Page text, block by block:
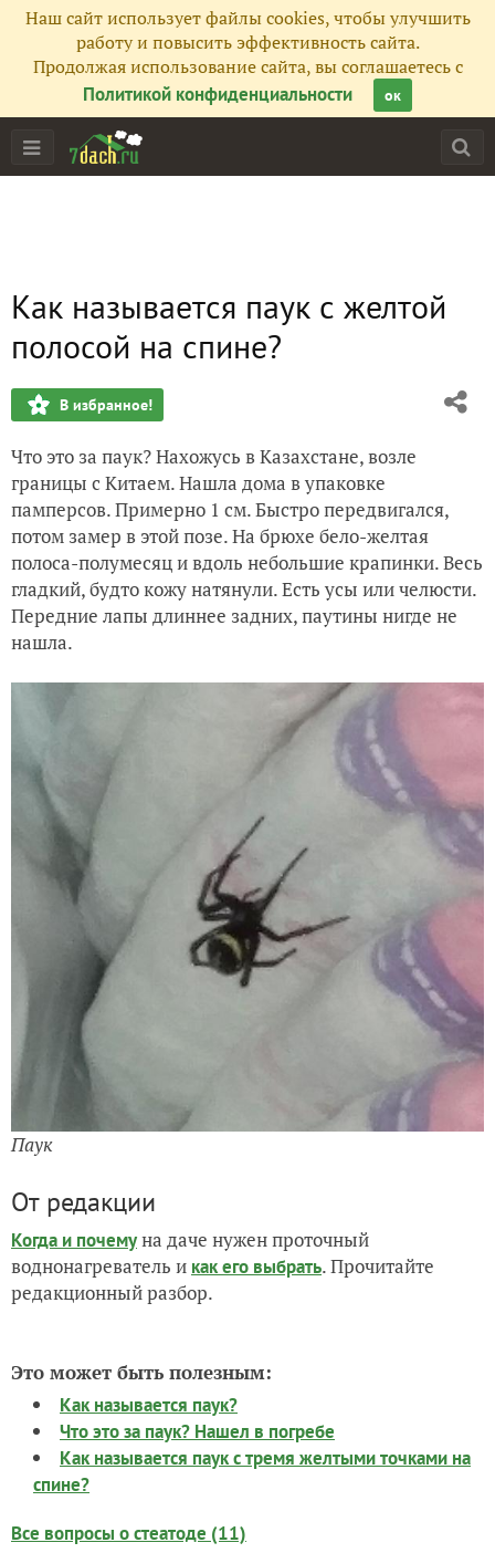
Наш сайт использует файлы cookies, чтобы улучшить
работу и повысить эффективность сайта.
Продолжая использование сайта, вы соглашаетесь с
Политикой конфиденциальности
ок
Как называется паук с желтой
полосой на спине?
В избранное!
Что это за паук? Нахожусь в Казахстане, возле
границы с Китаем. Нашла дома в упаковке
памперсов. Примерно 1 см. Быстро передвигался,
потом замер в этой позе. На брюхе бело-желтая
полоса-полумесяц и вдоль небольшие крапинки. Весь
гладкий, будто кожу натянули. Есть усы или челюсти.
Передние лапы длиннее задних, паутины нигде не
нашла.
Паук
От редакции
Когда и почемуна даче нужен проточный
воднонагреватель и как его выбрать. Прочитайте
редакционный разбор.
Это может быть полезным:
Как называется паук?
Что это за паук? Нашел в погребе
Как называется паук с тремя желтыми точками на
спине?
Все вопросы о стеатоде (11)